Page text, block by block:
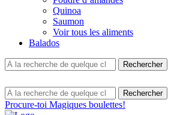
Quinoa
Saumon
Voir tous les aliments
Balados
Procure-toi Magiques boulettes!